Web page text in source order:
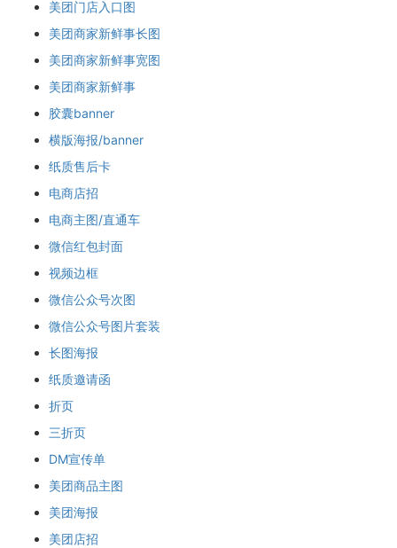
美团门店入口图
美团商家新鲜事长图
美团商家新鲜事宽图
美团商家新鲜事
胶囊banner
横版海报/banner
纸质售后卡
电商店招
电商主图/直通车
微信红包封面
视频边框
微信公众号次图
微信公众号图片套装
长图海报
纸质邀请函
折页
三折页
DM宣传单
美团商品主图
美团海报
美团店招